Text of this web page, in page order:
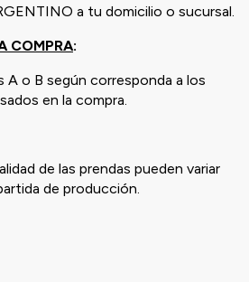
a tu domicilio o sucursal.
COMPRA:
A o B según corresponda a los
en la compra.
de las prendas pueden variar
de producción.